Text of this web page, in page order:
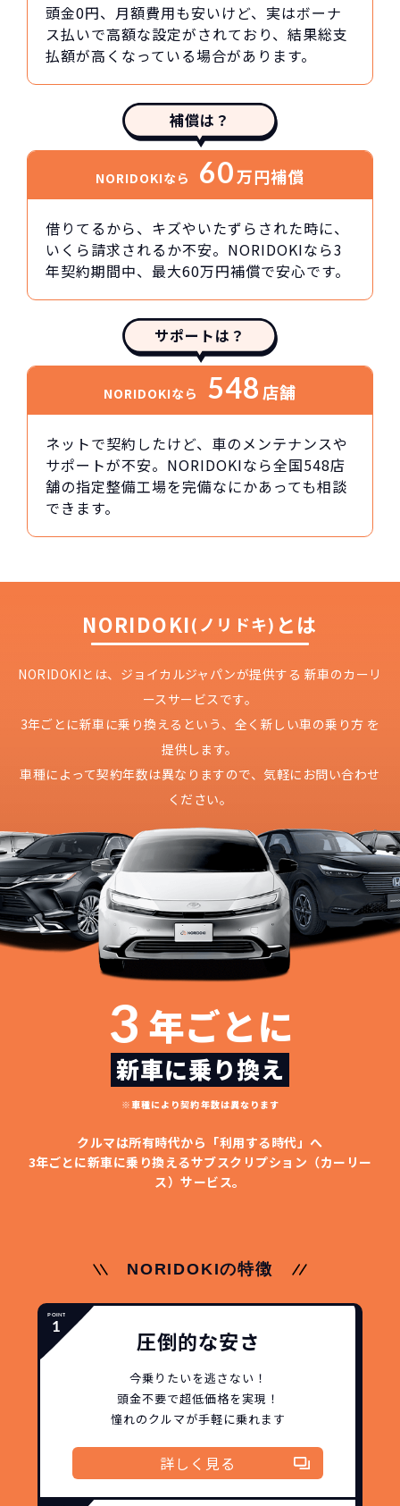
頭金0円、月額費用も安いけど、実はボーナ
ス払いで高額な設定がされており、結果総支
払額が高くなっている場合があります。
補償は？
NORIDOKIなら 60万円補償
借りてるから、キズやいたずらされた時に、
いくら請求されるか不安。NORIDOKIなら3
年契約期間中、最大60万円補償で安心です。
サポートは？
NORIDOKIなら 548 店舗
ネットで契約したけど、車のメンテナンスや
サポートが不安。NORIDOKIなら全国548店
舗の指定整備工場を完備なにかあっても相談
できます。
NORIDOKI(ノリドキ) とは
NORIDOKIとは、ジョイカルジャパンが提供する 新車のカーリ
ースサービスです。
3年ごとに新車に乗り換えるという、 全く新しい車の乗り方 を
提供します。
車種によって契約年数は異なりますので、気軽にお問い合わせ
ください。
3 年ごとに
新車に乗り換え
※車種により契約年数は異なります
クルマは所有時代から「利用する時代」へ
3年ごとに新車に乗り換えるサブスクリプション（カーリー
ス）サービス。
NORIDOKIの特徴
圧倒的な安さ
今乗りたいを逃さない！
頭金不要で超低価格を実現！
憧れのクルマが手軽に乗れます
詳しく見る
NORIDOKIは高残価設定を実現！
頭金不要で超低価格！憧れのクルマが手軽に乗れ
安さの秘密
NORIDOKIなら短期リースでも安いんです！常
に新車なので故障の心配がありませんし、急なラ
NORIDOKIなら頭金・ボーナス払い・諸経費・税
金など一切不要！月々「定額料金」をお支払い